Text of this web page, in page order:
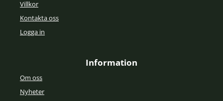
Villkor
Kontakta oss
Logga in
Information
Om oss
Nyheter